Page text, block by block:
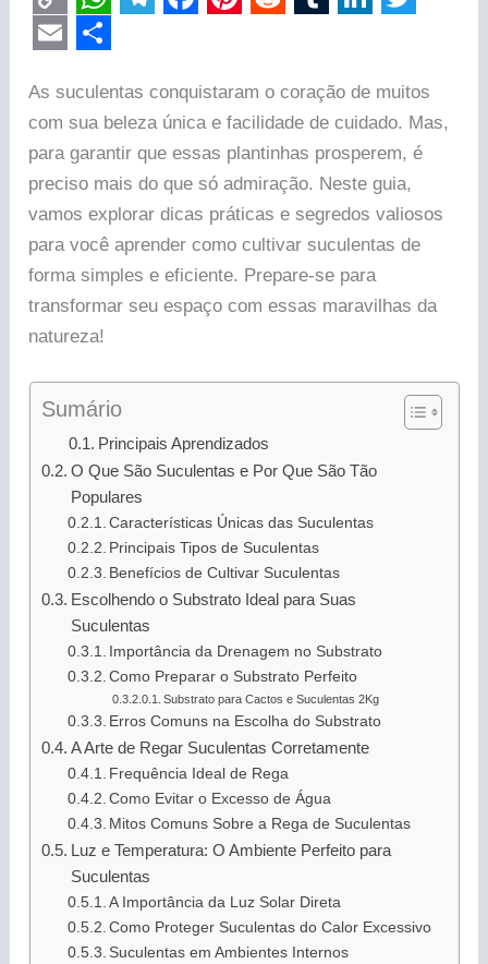
C
p
y
L
i
n
k
W
a
t
s
A
p
p
l
e
g
r
a
m
c
e
b
o
o
k
n
t
e
r
e
s
t
d
d
i
t
m
b
l
r
n
k
e
d
I
n
i
t
t
e
r
m
a
i
l
h
a
r
e
As suculentas conquistaram o coração de muitos
com sua beleza única e facilidade de cuidado. Mas,
para garantir que essas plantinhas prosperem, é
preciso mais do que só admiração. Neste guia,
vamos explorar dicas práticas e segredos valiosos
para você aprender como cultivar suculentas de
forma simples e eficiente. Prepare-se para
transformar seu espaço com essas maravilhas da
natureza!
Sumário
Principais Aprendizados
O Que São Suculentas e Por Que São Tão
Populares
Características Únicas das Suculentas
Principais Tipos de Suculentas
Benefícios de Cultivar Suculentas
Escolhendo o Substrato Ideal para Suas
Suculentas
Importância da Drenagem no Substrato
Como Preparar o Substrato Perfeito
Substrato para Cactos e Suculentas 2Kg
Erros Comuns na Escolha do Substrato
A Arte de Regar Suculentas Corretamente
Frequência Ideal de Rega
Como Evitar o Excesso de Água
Mitos Comuns Sobre a Rega de Suculentas
Luz e Temperatura: O Ambiente Perfeito para
Suculentas
A Importância da Luz Solar Direta
Como Proteger Suculentas do Calor Excessivo
Suculentas em Ambientes Internos